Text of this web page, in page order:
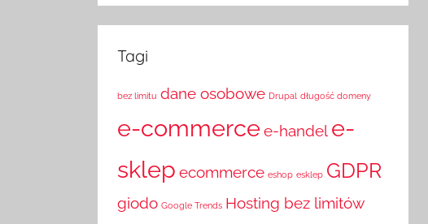
Tagi
bez limitu dane osobowe Drupal długość domeny
e-commercee-handel e-
sklep ecommerce eshop esklep GDPR
giodo Google Trends Hosting bez limitów